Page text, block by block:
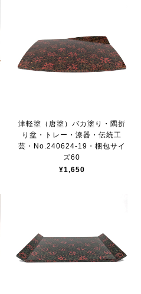
津軽塗（唐塗）バカ塗り・隅折
り盆・トレー・漆器・伝統工
芸・No.240624-19・梱包サイ
ズ60
¥1,650